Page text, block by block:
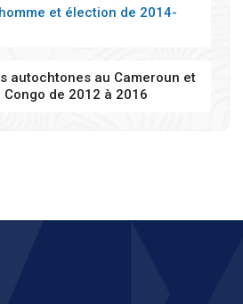
et élection de 2014-
autochtones au Cameroun et
de 2012 à 2016